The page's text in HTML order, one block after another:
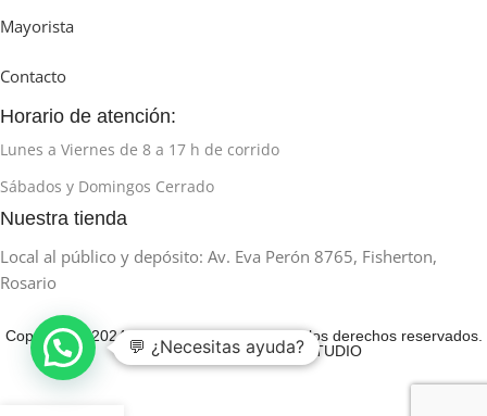
Mayorista
Contacto
Horario de atención:
Lunes a Viernes de 8 a 17 h de corrido
Sábados y Domingos Cerrado
Nuestra tienda
Local al público y depósito: Av. Eva Perón 8765, Fisherton,
Rosario
Copyright © 2024 Técnica Fisherton. Todos los derechos reservados.
Desarrollado por HUMAN STUDIO
💬 ¿Necesitas ayuda?